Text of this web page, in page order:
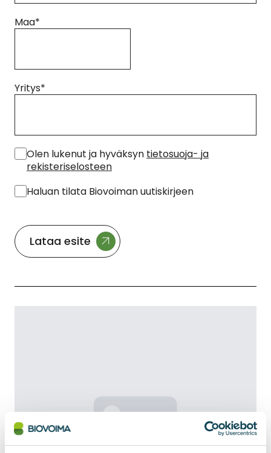
Maa*
Yritys*
* Olen lukenut ja hyväksyn tietosuoja- ja
rekisteriselosteen
Haluan tilata Biovoiman uutiskirjeen